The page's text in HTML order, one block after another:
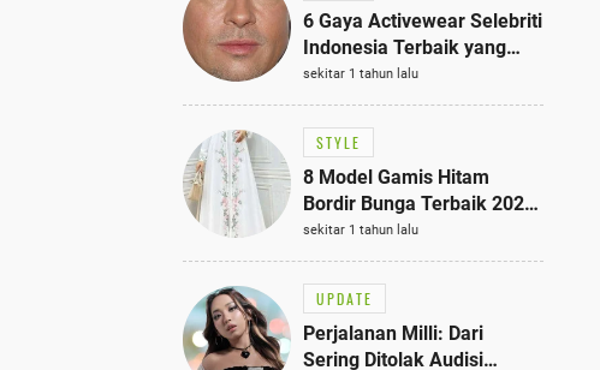
6 Gaya Activewear Selebriti
Indonesia Terbaik yang
Bisa Jadi Inspirasi
Fashionmu
sekitar 1 tahun lalu
STYLE
8 Model Gamis Hitam
Bordir Bunga Terbaik 2025,
Stylish untuk Hangout
hingga Acara Semi-Formal
sekitar 1 tahun lalu
UPDATE
Perjalanan Milli: Dari
Sering Ditolak Audisi